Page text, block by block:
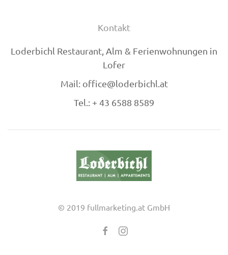
Kontakt
Loderbichl Restaurant, Alm & Ferienwohnungen in
Lofer
Mail: office@loderbichl.at
Tel.: + 43 6588 8589
© 2019 fullmarketing.at GmbH